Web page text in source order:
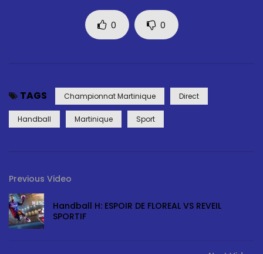
0 0
TAGS Championnat Martinique Direct
Handball Martinique Sport
Previous Video
Handball H: ESPOIR DE FLOREAL VS REVEIL
SPORTIF